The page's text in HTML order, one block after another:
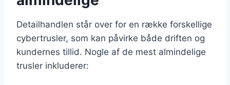
Detailhandlen står over for en række forskellige
cybertrusler, som kan påvirke både driften og
kundernes tillid. Nogle af de mest almindelige
trusler inkluderer: